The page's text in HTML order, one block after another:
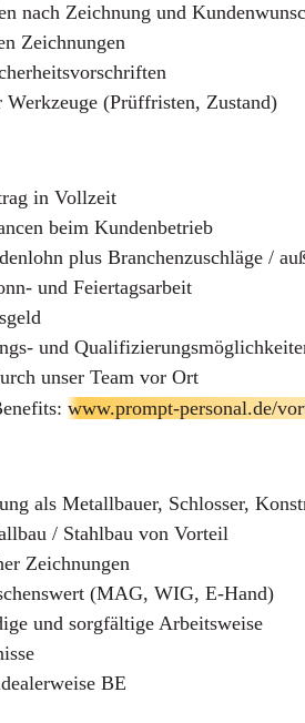
nach Zeichnung und
Zeichnungen
(Prüffristen, Zustand)
in Vollzeit
beim Kundenbetrieb
plus Branchenzuschläge /
und Feiertagsarbeit
und
unser Team vor Ort
www.prompt-personal.de/
als Metallbauer, Schlosser,
/ Stahlbau von Vorteil
Zeichnungen
(MAG, WIG, E-Hand)
und sorgfältige Arbeitsweise
BE